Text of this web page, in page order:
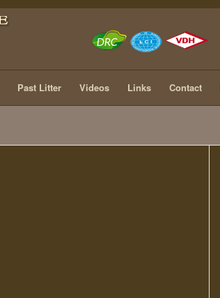
Past Litter Videos Links Contact